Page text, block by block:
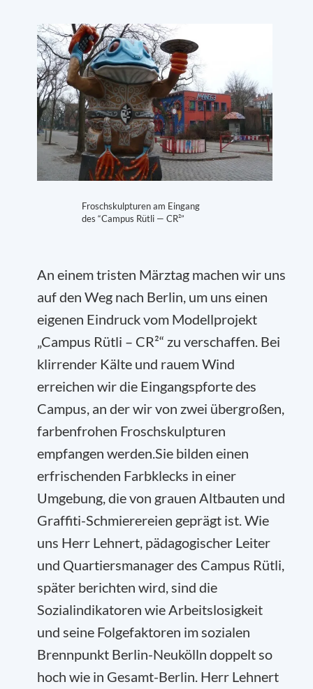
Froschskulpturen am Eingang
des “Campus Rütli — CR²”
An einem tristen Märztag machen wir uns
auf den Weg nach Berlin, um uns einen
eigenen Eindruck vom Modellprojekt
„Campus Rütli – CR²“ zu verschaffen. Bei
klirrender Kälte und rauem Wind
erreichen wir die Eingangspforte des
Campus, an der wir von zwei übergroßen,
farbenfrohen Froschskulpturen
empfangen werden.Sie bilden einen
erfrischenden Farbklecks in einer
Umgebung, die von grauen Altbauten und
Graffiti-Schmierereien geprägt ist. Wie
uns Herr Lehnert, pädagogischer Leiter
und Quartiersmanager des Campus Rütli,
später berichten wird, sind die
Sozialindikatoren wie Arbeitslosigkeit
und seine Folgefaktoren im sozialen
Brennpunkt Berlin-Neukölln doppelt so
hoch wie in Gesamt-Berlin. Herr Lehnert